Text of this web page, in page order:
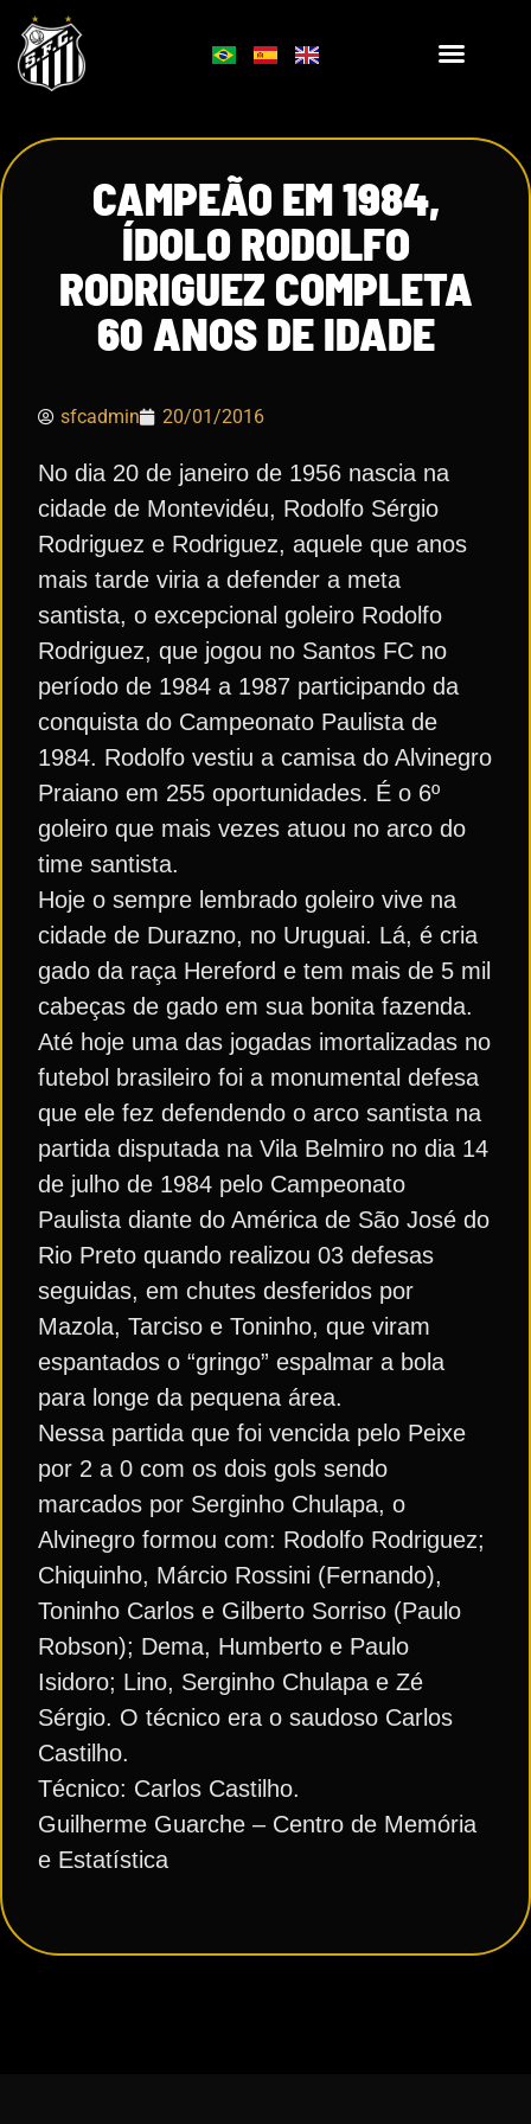
CAMPEÃO EM 1984,
ÍDOLO RODOLFO
RODRIGUEZ COMPLETA
60 ANOS DE IDADE
sfcadmin 20/01/2016
No dia 20 de janeiro de 1956 nascia na
cidade de Montevidéu, Rodolfo Sérgio
Rodriguez e Rodriguez, aquele que anos
mais tarde viria a defender a meta
santista, o excepcional goleiro Rodolfo
Rodriguez, que jogou no Santos FC no
período de 1984 a 1987 participando da
conquista do Campeonato Paulista de
1984. Rodolfo vestiu a camisa do Alvinegro
Praiano em 255 oportunidades. É o 6º
goleiro que mais vezes atuou no arco do
time santista.
Hoje o sempre lembrado goleiro vive na
cidade de Durazno, no Uruguai. Lá, é cria
gado da raça Hereford e tem mais de 5 mil
cabeças de gado em sua bonita fazenda.
Até hoje uma das jogadas imortalizadas no
futebol brasileiro foi a monumental defesa
que ele fez defendendo o arco santista na
partida disputada na Vila Belmiro no dia 14
de julho de 1984 pelo Campeonato
Paulista diante do América de São José do
Rio Preto quando realizou 03 defesas
seguidas, em chutes desferidos por
Mazola, Tarciso e Toninho, que viram
espantados o “gringo” espalmar a bola
para longe da pequena área.
Nessa partida que foi vencida pelo Peixe
por 2 a 0 com os dois gols sendo
marcados por Serginho Chulapa, o
Alvinegro formou com: Rodolfo Rodriguez;
Chiquinho, Márcio Rossini (Fernando),
Toninho Carlos e Gilberto Sorriso (Paulo
Robson); Dema, Humberto e Paulo
Isidoro; Lino, Serginho Chulapa e Zé
Sérgio. O técnico era o saudoso Carlos
Castilho.
Técnico: Carlos Castilho.
Guilherme Guarche – Centro de Memória
e Estatística